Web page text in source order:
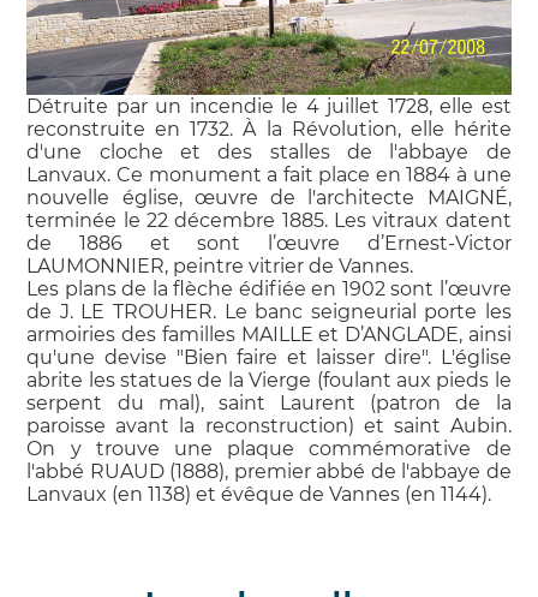
Détruite par un incendie le 4 juillet 1728, elle est
reconstruite en 1732. À la Révolution, elle hérite
d'une cloche et des stalles de l'abbaye de
Lanvaux. Ce monument a fait place en 1884 à une
nouvelle église, œuvre de l'architecte MAIGNÉ,
terminée le 22 décembre 1885. Les vitraux datent
de 1886 et sont l’œuvre d’Ernest-Victor
LAUMONNIER, peintre vitrier de Vannes.
Les plans de la flèche édifiée en 1902 sont l’œuvre
de J. LE TROUHER. Le banc seigneurial porte les
armoiries des familles MAILLE et D’ANGLADE, ainsi
qu'une devise "Bien faire et laisser dire". L'église
abrite les statues de la Vierge (foulant aux pieds le
serpent du mal), saint Laurent (patron de la
paroisse avant la reconstruction) et saint Aubin.
On y trouve une plaque commémorative de
l'abbé RUAUD (1888), premier abbé de l'abbaye de
Lanvaux (en 1138) et évêque de Vannes (en 1144).